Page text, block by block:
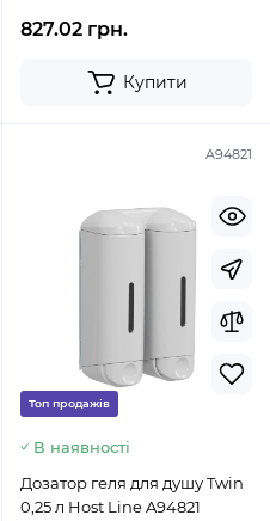
827.02 грн.
Купити
A94821
Топ продажів
В наявності
Дозатор геля для душу Twin
0,25 л Host Line A94821